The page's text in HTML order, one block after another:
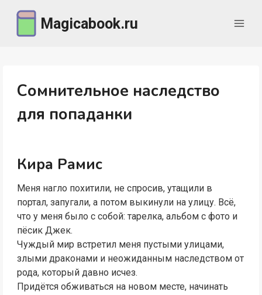
содержимому
Magicabook.ru
Сомнительное наследство
для попаданки
Кира Рамис
Меня нагло похитили, не спросив, утащили в
портал, запугали, а потом выкинули на улицу. Всё,
что у меня было с собой: тарелка, альбом с фото и
пёсик Джек.
Чуждый мир встретил меня пустыми улицами,
злыми драконами и неожиданным наследством от
рода, который давно исчез.
Придётся обживаться на новом месте, начинать